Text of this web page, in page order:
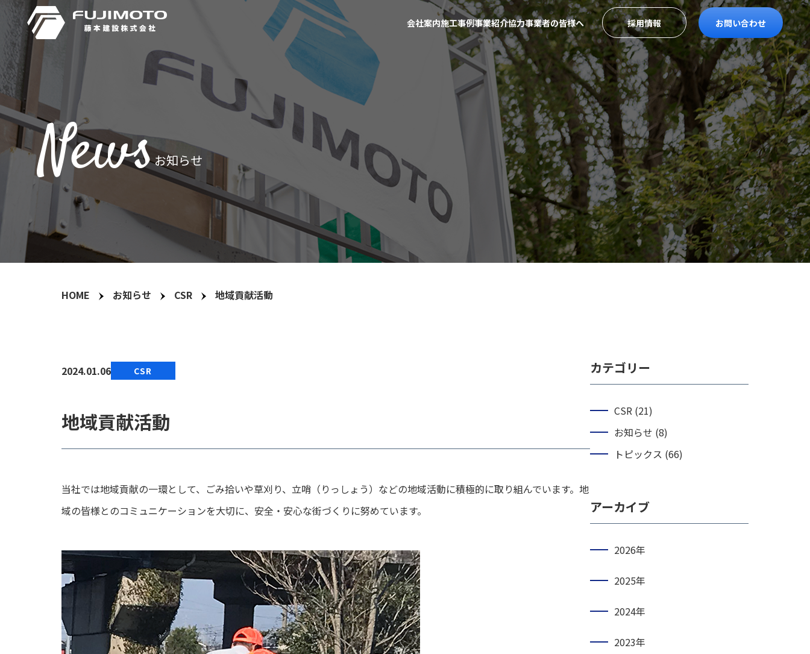
会社案内施工事例事業紹介協力事業者の皆様へ 採用情報 お問い合わせ
Newsお知らせ
HOME お知らせ CSR 地域貢献活動
2024.01.06 CSR
地域貢献活動
当社では地域貢献の一環として、ごみ拾いや草刈り、立哨（りっしょう）などの地域活動に積極的に取り組んでいます。地
域の皆様とのコミュニケーションを大切に、安全・安心な街づくりに努めています。
カテゴリー
CSR (21)
お知らせ (8)
トピックス (66)
アーカイブ
2026年
2025年
2024年
2023年